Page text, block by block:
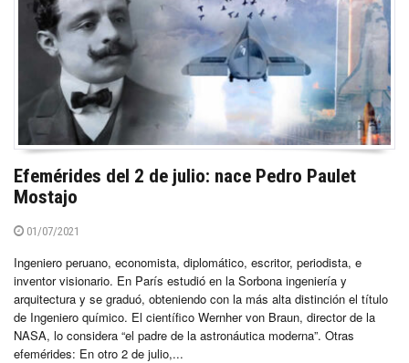
Efemérides del 2 de julio: nace Pedro Paulet
Mostajo
01/07/2021
Ingeniero peruano, economista, diplomático, escritor, periodista, e
inventor visionario. En París estudió en la Sorbona ingeniería y
arquitectura y se graduó, obteniendo con la más alta distinción el título
de Ingeniero químico. El científico Wernher von Braun, director de la
NASA, lo considera “el padre de la astronáutica moderna”. Otras
efemérides: En otro 2 de julio,...